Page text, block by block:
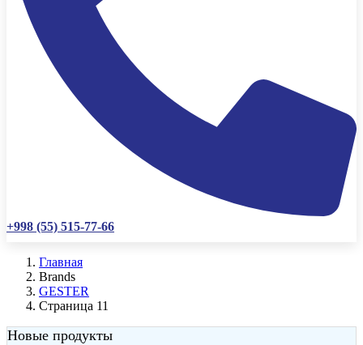
+998 (55) 515-77-66
Главная
Brands
GESTER
Страница 11
Новые продукты